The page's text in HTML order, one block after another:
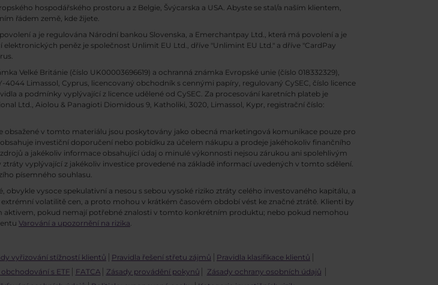
hospodářského prostoru a z Belgie, Švýcarska a USA. Abyste se stal/a naším klientem,
řádem země, kde žijete.
a je regulována Národní bankou Slovenska, a Emerchantpay Ltd., která má povolení a je
peněz je společnost Unlimit EU Ltd., dříve "Unlimint EU Ltd." a dříve "CardPay
Velké Británie (číslo UK00003696619) a ochranná známka Evropské unie (číslo 018332329),
Limassol, Cyprus, licencovaný obchodník s cennými papíry, regulovaný CySEC, číslo licence
a podmínky vyplývající z licence udělené od CySEC. Za procesování karetních plateb je
Ltd., Aiolou & Panagioti Diomidous 9, Katholiki, 3020, Limassol, Kypr, registrační číslo:
obsažené v tomto materiálu jsou poskytovány jako obecná marketingová komunikace pouze pro
investiční doporučení nebo pobídku za účelem nákupu a prodeje jakéhokoliv finančního
a jakékoliv informace obsahující údaj o minulé výkonnosti nejsou zárukou ani spolehlivým
vyplývající z jakékoliv investice provedené na základě informací uvedených v tomto sdělení.
písemného souhlasu.
vysoce spekulativní a nesou s sebou vysoké riziko ztráty celého investovaného kapitálu, a
volatilitě cen, a proto mohou v krátkém časovém období vést ke značné ztrátě. Klienti by
aktivem, pokud nemají potřebné znalosti v tomto konkrétním produktu; nebo pokud nemohou
Varování a upozornění na rizika
vyřizování stížností klientů Pravidla řešení střetu zájmů
Pravidla klasifikace klientů
s ETF FATCA Zásady provádění pokynů
Zásady ochrany osobních údajů